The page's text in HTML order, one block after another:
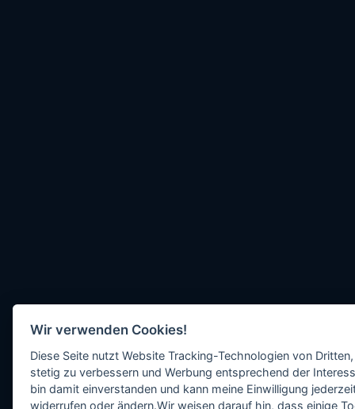
Wir verwenden Cookies!
Diese Seite nutzt Website Tracking-Technologien von
stetig zu verbessern und Werbung entsprechend der
bin damit einverstanden und kann meine Einwilligung
widerrufen oder ändern.Wir weisen darauf hin, dass einige